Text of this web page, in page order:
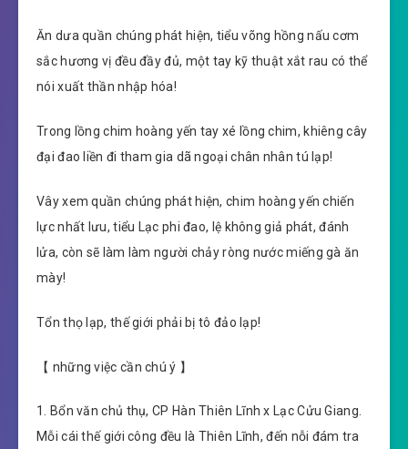
Ăn dưa quần chúng phát hiện, tiểu võng hồng nấu cơm
sắc hương vị đều đầy đủ, một tay kỹ thuật xắt rau có thể
nói xuất thần nhập hóa!
Trong lồng chim hoàng yến tay xé lồng chim, khiêng cây
đại đao liền đi tham gia dã ngoại chân nhân tú lạp!
Vây xem quần chúng phát hiện, chim hoàng yến chiến
lực nhất lưu, tiểu Lạc phi đao, lệ không giả phát, đánh
lửa, còn sẽ làm làm người chảy ròng nước miếng gà ăn
mày!
Tổn thọ lạp, thế giới phải bị tô đảo lạp!
【 những việc cần chú ý 】
1. Bổn văn chủ thụ, CP Hàn Thiên Lĩnh x Lạc Cửu Giang.
Mỗi cái thế giới công đều là Thiên Lĩnh, đến nỗi đám tra